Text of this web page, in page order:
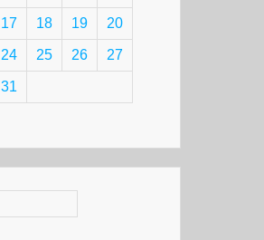
17 18 19 20
24 25 26 27
31